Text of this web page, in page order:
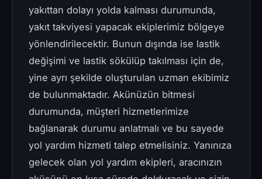
yakıttan dolayı yolda kalması durumunda,
yakıt takviyesi yapacak ekiplerimiz bölgeye
yönlendirilecektir. Bunun dışında ise lastik
değişimi ve lastik sökülüp takılması için de,
yine ayrı şekilde oluşturulan uzman ekibimiz
de bulunmaktadır. Akünüzün bitmesi
durumunda, müşteri hizmetlerimize
bağlanarak durumu anlatmalı ve bu sayede
yol yardım hizmeti talep etmelisiniz. Yanınıza
gelecek olan yol yardım ekipleri, aracınızın